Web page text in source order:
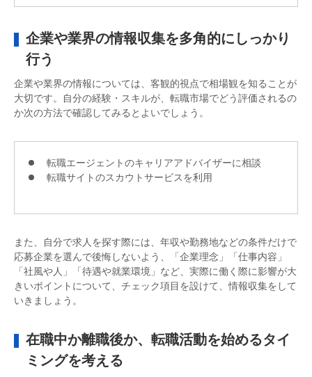
企業や業界の情報収集を多角的にしっかり
行う
企業や業界の情報については、客観的視点で相場観を知ることが
大切です。自分の経験・スキルが、転職市場でどう評価されるの
か次の方法で確認してみるとよいでしょう。
転職エージェントのキャリアアドバイザーに相談
転職サイトのスカウトサービスを利用
また、自分で求人を探す際には、年収や勤務地などの条件だけで
応募企業を選んで後悔しないよう、「企業理念」「仕事内容」
「社風や人」「待遇や就業環境」など、実際に働く際に影響が大
きいポイントについて、チェック項目を設けて、情報収集をして
いきましょう。
在職中か離職後か、転職活動を始めるタイ
ミングを考える